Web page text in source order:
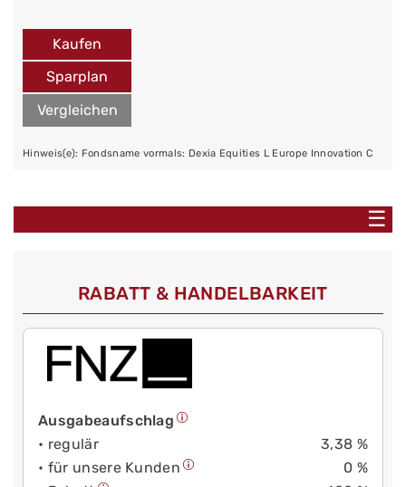
Kaufen
Sparplan
Vergleichen
Hinweis(e): Fondsname vormals: Dexia Equities L Europe Innovation C
☰
RABATT & HANDELBARKEIT
Ausgabeaufschlag
• regulär
3,38 %
• für unsere Kunden
0 %